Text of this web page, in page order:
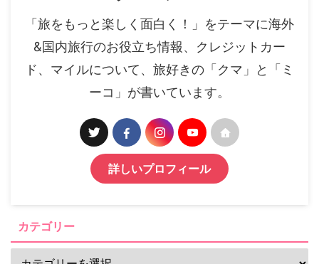
「旅をもっと楽しく面白く！」をテーマに海外
&国内旅行のお役立ち情報、クレジットカー
ド、マイルについて、旅好きの「クマ」と「ミ
ーコ」が書いています。
詳しいプロフィール
カテゴリー